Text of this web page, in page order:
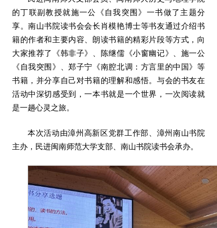
的丁联副教授就施一公《自我突围》一书做了主题分
享。南山书院读书会会长肖模艳博士等书友通过介绍书
籍的作者和主要内容、朗读书籍的精彩片段等方式，向
大家推荐了《韩非子》、陈继儒《小窗幽记》、施一公
《自我突围》、郑子宁《南腔北调：方言里的中国》等
书籍，并分享自己对书籍的理解和感悟。与会的书友在
活动中深切感受到，一本书就是一个世界，一次阅读就
是一趟心灵之旅。
本次活动由漳州高新区党群工作部、漳州南山书院
主办，民进闽南师范大学支部、南山书院读书会承办。